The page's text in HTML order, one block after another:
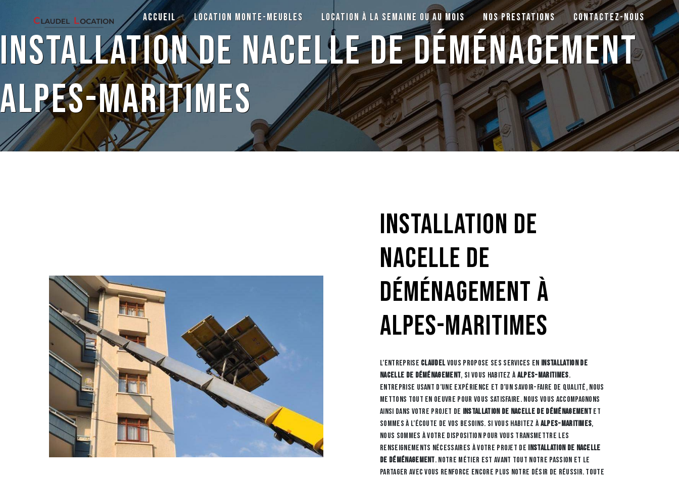
Accueil Location monte-meubles Location à la semaine ou au mois Nos prestations Contactez-nous
installation de nacelle de déménagement
Alpes-Maritimes
installation de
nacelle de
déménagement à
Alpes-Maritimes
L’entreprise CLAUDELvous propose ses services en installation de
nacelle de déménagement, si vous habitez àAlpes-Maritimes.
Entreprise usant d’une expérience et d’un savoir-faire de qualité, nous
mettons tout en oeuvre pour vous satisfaire. Nous vous accompagnons
ainsi dans votre projet de installation de nacelle de déménagement et
sommes à l’écoute de vos besoins. Si vous habitez àAlpes-Maritimes,
nous sommes à votre disposition pour vous transmettre les
renseignements nécessaires à votre projet de installation de nacelle
de déménagement. Notre métier est avant tout notre passion et le
partager avec vous renforce encore plus notre désir de réussir. Toute